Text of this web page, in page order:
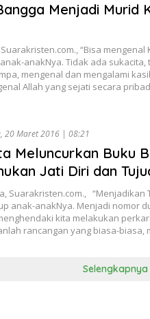
Menjadi Murid
“Bisa
anakNya. Tidak ada
mengenal dan mengalami
Allah yang sejati secara
20 Maret 2016 | 08:21
Meluncurkan Buku
Jati Diri dan
Suarakristen.com.,
anak-anakNya. Menjadi nomor
kita melakukan
rancangan yang biasa-
Selengkapnya